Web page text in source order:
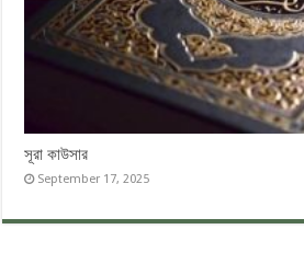
সূরা কাউসার
September 17, 2025